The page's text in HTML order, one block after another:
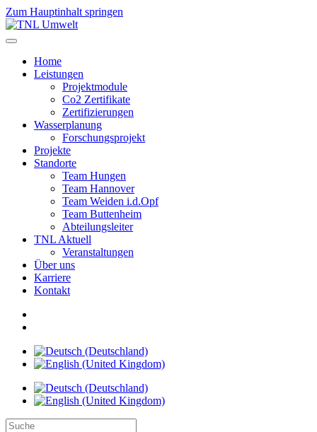
Zum Hauptinhalt springen
Home
Leistungen
Projektmodule
Co2 Zertifikate
Zertifizierungen
Wasserplanung
Forschungsprojekt
Projekte
Standorte
Team Hungen
Team Hannover
Team Weiden i.d.Opf
Team Buttenheim
Abteilungsleiter
TNL Aktuell
Veranstaltungen
Über uns
Karriere
Kontakt